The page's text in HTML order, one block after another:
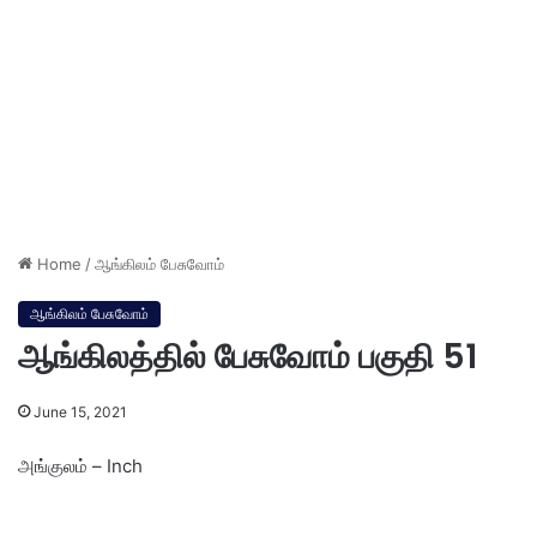
Home /ஆங்கிலம் பேசுவோம்
ஆங்கிலம் பேசுவோம்
ஆங்கிலத்தில் பேசுவோம் பகுதி 51
June 15, 2021
அங்குலம் – Inch